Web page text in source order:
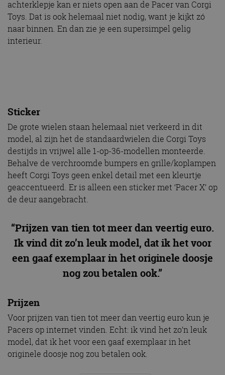
achterklepje kan er niets open aan de Pacer van Corgi
Toys. Dat is ook helemaal niet nodig, want je kijkt zó
naar binnen. En dan zie je een supersimpel gelig
interieur.
Sticker
De grote wielen staan helemaal niet verkeerd in dit
model, al zijn het de standaardwielen die Corgi Toys
destijds in vrijwel alle 1-op-36-modellen monteerde.
Behalve de verchroomde bumpers en grille/koplampen
heeft Corgi Toys geen enkel detail met een kleurtje
geaccentueerd. Er is alleen een sticker met ‘Pacer X’ op
de deur aangebracht.
“Prijzen van tien tot meer dan veertig euro.
Ik vind dit zo’n leuk model, dat ik het voor
een gaaf exemplaar in het originele doosje
nog zou betalen ook.”
Prijzen
Voor prijzen van tien tot meer dan veertig euro kun je
Pacers op internet vinden. Echt: ik vind het zo’n leuk
model, dat ik het voor een gaaf exemplaar in het
originele doosje nog zou betalen ook.